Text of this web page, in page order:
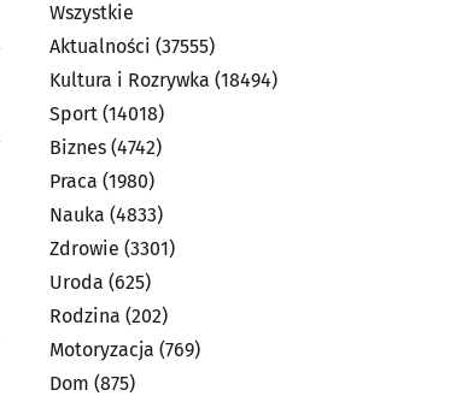
Wszystkie
Aktualności (37555)
Kultura i Rozrywka (18494)
Sport (14018)
Biznes (4742)
Praca (1980)
Nauka (4833)
Zdrowie (3301)
Uroda (625)
Rodzina (202)
Motoryzacja (769)
Dom (875)